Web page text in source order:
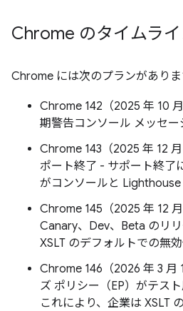
Chrome のタイムラ
Chrome には次のプランがありま
Chrome 142（2025 年 10
期警告コンソール メッセー
Chrome 143（2025 年 12
ポート終了 - サポート終了
がコンソールと Lighthouse
Chrome 145（2025 年 12 月
Canary、Dev、Beta のリ
XSLT のデフォルトでの無
Chrome 146（2026 年 3 月
ズ ポリシー（EP）がテス
これにより、企業は XSLT